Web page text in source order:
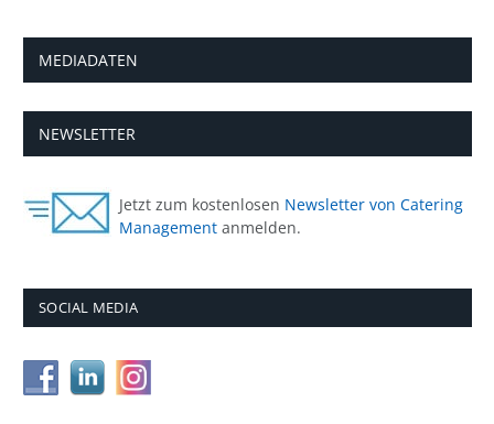
MEDIADATEN
NEWSLETTER
Jetzt zum kostenlosen Newsletter von Catering
Management anmelden.
SOCIAL MEDIA